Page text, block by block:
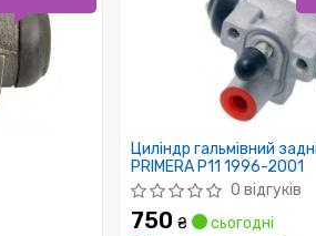
Циліндр гальмівний
PRIMERA P11 1996-2001
0 відгуків
750₴
сьогодні